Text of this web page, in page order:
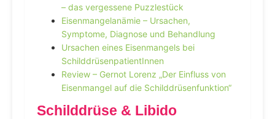
– das vergessene Puzzlestück
Eisenmangelanämie – Ursachen,
Symptome, Diagnose und Behandlung
Ursachen eines Eisenmangels bei
SchilddrüsenpatientInnen
Review – Gernot Lorenz „Der Einfluss von
Eisenmangel auf die Schilddrüsenfunktion“
Schilddrüse & Libido